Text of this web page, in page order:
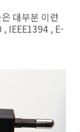
대부분 이런
IEEE1394 , E-